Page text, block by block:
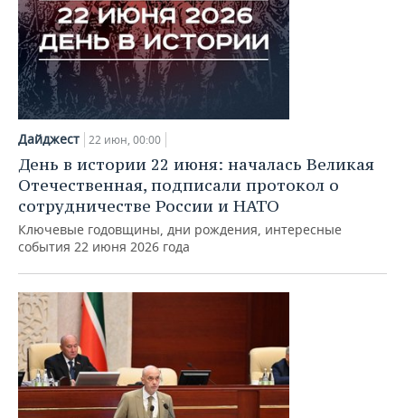
Дайджест 22 июн, 00:00
День в истории 22 июня: началась Великая
Отечественная, подписали протокол о
сотрудничестве России и НАТО
Ключевые годовщины, дни рождения, интересные
события 22 июня 2026 года